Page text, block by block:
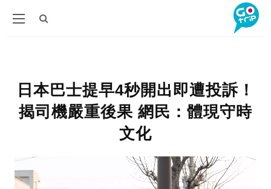
日本巴士提早4秒開出即遭投訴！
揭司機嚴重後果 網民：體現守時
文化